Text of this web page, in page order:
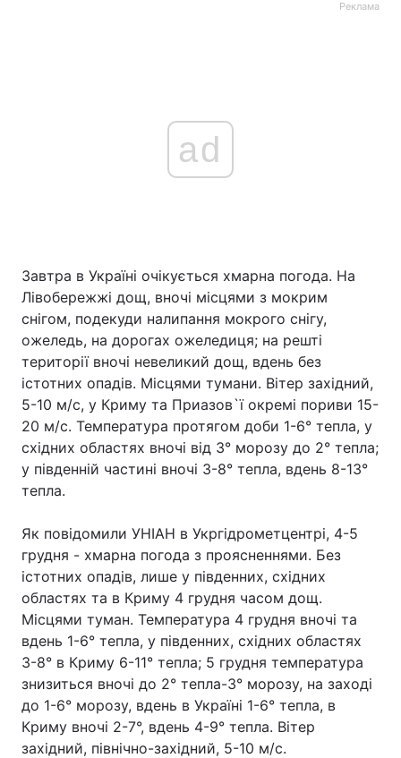
Реклама
ad
Завтра в Україні очікується хмарна погода. На
Лівобережжі дощ, вночі місцями з мокрим
снігом, подекуди налипання мокрого снігу,
ожеледь, на дорогах ожеледиця; на решті
території вночі невеликий дощ, вдень без
істотних опадів. Місцями тумани. Вітер західний,
5-10 м/с, у Криму та Приазов`ї окремі пориви 15-
20 м/с. Температура протягом доби 1-6° тепла, у
східних областях вночі від 3° морозу до 2° тепла;
у південній частині вночі 3-8° тепла, вдень 8-13°
тепла.
Як повідомили УНІАН в Укргідрометцентрі, 4-5
грудня - хмарна погода з проясненнями. Без
істотних опадів, лише у південних, східних
областях та в Криму 4 грудня часом дощ.
Місцями туман. Температура 4 грудня вночі та
вдень 1-6° тепла, у південних, східних областях
3-8° в Криму 6-11° тепла; 5 грудня температура
знизиться вночі до 2° тепла-3° морозу, на заході
до 1-6° морозу, вдень в Україні 1-6° тепла, в
Криму вночі 2-7°, вдень 4-9° тепла. Вітер
західний, північно-західний, 5-10 м/с.